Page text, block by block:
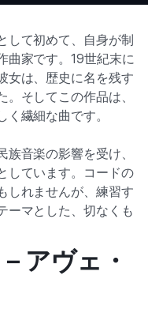
して初めて、自身が制
曲家です。19世紀末に
女は、歴史に名を残す
そしてこの作品は、
繊細な曲です。
音楽の影響を受け、
しています。コードの
しれませんが、練習す
ーマとした、切なくも
アヴェ・